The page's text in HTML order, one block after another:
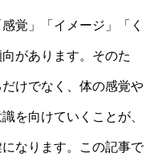
覚」「イメージ」「く
があります。そのた
けでなく、体の感覚や
を向けていくことが、
なります。この記事で